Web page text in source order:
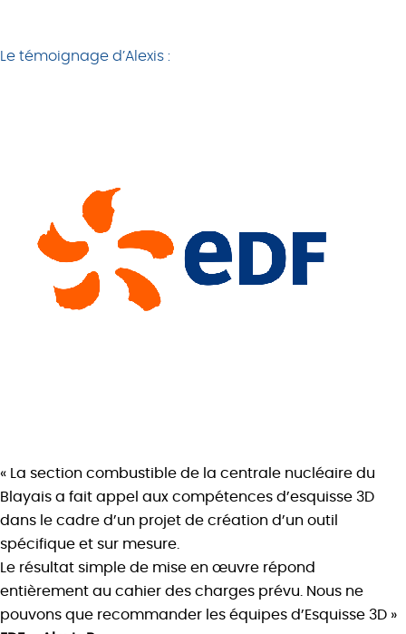
Le témoignage d’Alexis :
« La section combustible de la centrale nucléaire du
Blayais a fait appel aux compétences d’esquisse 3D
dans le cadre d’un projet de création d’un outil
spécifique et sur mesure.
Le résultat simple de mise en œuvre répond
entièrement au cahier des charges prévu. Nous ne
pouvons que recommander les équipes d’Esquisse 3D »